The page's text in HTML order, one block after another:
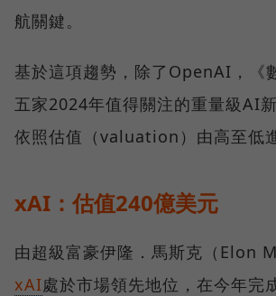
航關鍵。
基於這項趨勢，除了OpenAI，《
五家2024年值得關注的重量級AI
依照估值（valuation）由高至低
xAI：估值240億美元
由超級富豪伊隆．馬斯克（Elon
xAI處於市場領先地位，在今年完